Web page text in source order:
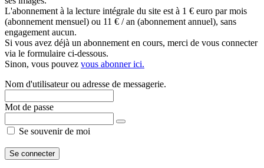
L'abonnement à la lecture intégrale du site est à 1 € euro par mois
(abonnement mensuel) ou 11 € / an (abonnement annuel), sans
engagement aucun.
Si vous avez déjà un abonnement en cours, merci de vous connecter
via le formulaire ci-dessous.
Sinon, vous pouvez vous abonner ici.
Nom d'utilisateur ou adresse de messagerie.
Mot de passe
Se souvenir de moi